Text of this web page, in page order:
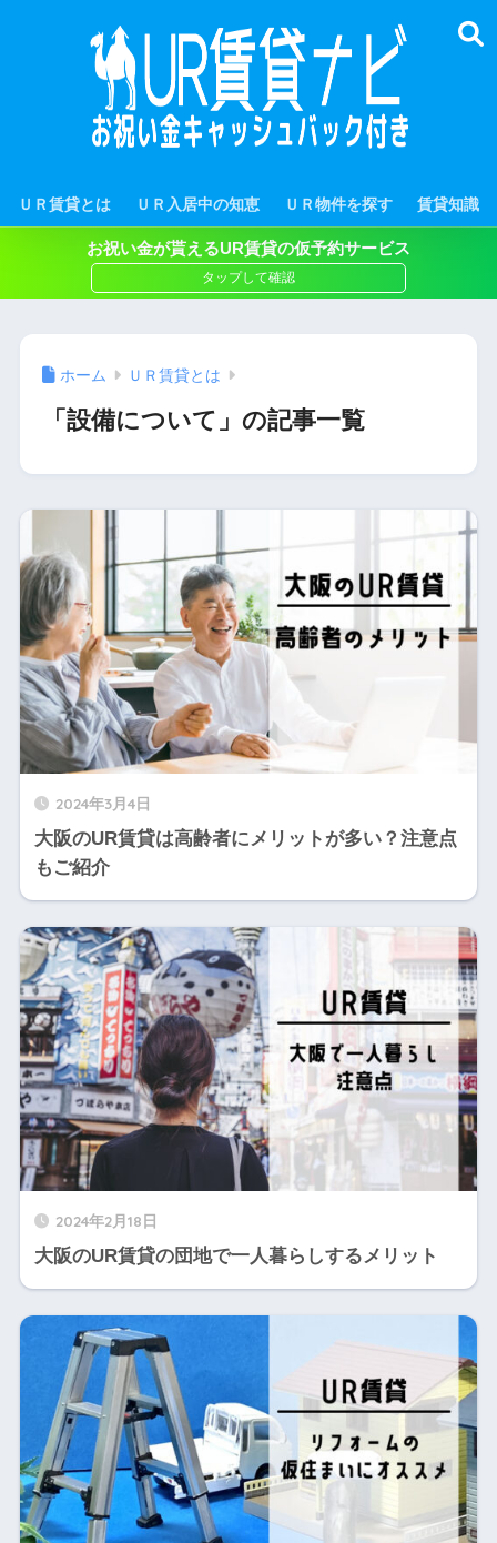
ＵＲ賃貸とは ＵＲ入居中の知恵 ＵＲ物件を探す 賃貸知識
お祝い金が貰えるUR賃貸の仮予約サービス
ホーム ＵＲ賃貸とは
「設備について」の記事一覧
2024年3月4日
大阪のUR賃貸は高齢者にメリットが多い？注意点
もご紹介
2024年2月18日
大阪のUR賃貸の団地で一人暮らしするメリット